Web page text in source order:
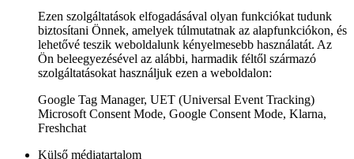
Ezen szolgáltatások elfogadásával olyan funkciókat tudunk
biztosítani Önnek, amelyek túlmutatnak az alapfunkciókon, és
lehetővé teszik weboldalunk kényelmesebb használatát. Az
Ön beleegyezésével az alábbi, harmadik féltől származó
szolgáltatásokat használjuk ezen a weboldalon:
Google Tag Manager, UET (Universal Event Tracking)
Microsoft Consent Mode, Google Consent Mode, Klarna,
Freshchat
Külső médiatartalom